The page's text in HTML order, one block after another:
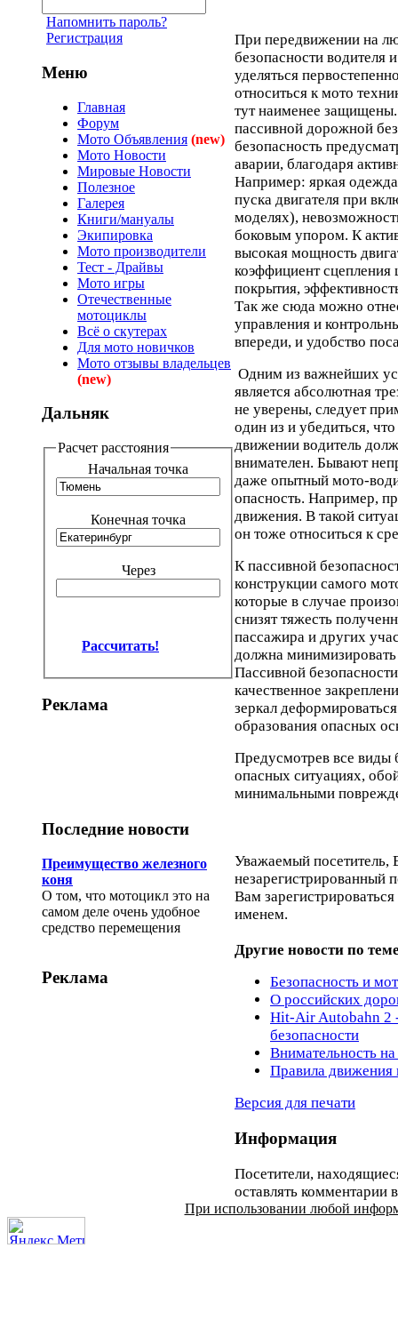
Напомнить пароль?
Регистрация
Меню
Главная
Форум
Мото Объявления (new)
Мото Новости
Мировые Новости
Полезное
Галерея
Книги/мануалы
Экипировка
Мото производители
Тест - Драйвы
Мото игры
Отечественные
мотоциклы
Всё о скутерах
Для мото новичков
Мото отзывы владельцев
(new)
Дальняк
Расчет расстояния
Начальная точка
Конечная точка
Через
Рассчитать!
Реклама
Последние новости
Преимущество железного
коня
О том, что мотоцикл это на
самом деле очень удобное
средство перемещения
Реклама
При передвижении на
безопасности водителя
уделяться
относиться к мото
тут наименее
пассивной дорожной
безопасность
аварии, благодаря
Например: яркая
пуска двигателя при
моделях),
боковым упором. К
высокая мощность
коэффициент
покрытия,
Так же сюда можно
управления и
впереди, и удобство
Одним из важнейших
является абсолютная
не уверены, следует
один из и убедиться,
движении водитель
внимателен. Бывают
даже опытный мото-
опасность. Например,
движения. В такой
он тоже относиться к
К пассивной
конструкции самого
которые в случае
снизят тяжесть
пассажира и других
должна
Пассивной
качественное
зеркал
образования опасных
Предусмотрев все виды
опасных ситуациях,
минимальными
Уважаемый посетитель,
незарегистрированный
Вам
именем.
Другие новости по
Безопасность и
О российских
Hit-Air Autobahn 2
безопасности
Внимательность на
Правила движения
Версия для печати
Информация
Посетители,
оставлять комментарии
При использовании любой